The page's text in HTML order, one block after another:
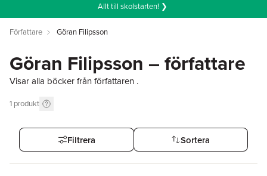
Allt till skolstarten! ❯
Författare Göran Filipsson
Göran Filipsson – författare
Visar alla böcker från författaren .
1 produkt
Filtrera Sortera